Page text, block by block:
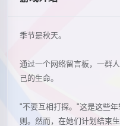
季节是秋天。
通过一个网络留言板，一群
己的生命。
"不要互相打探。"这是这些
则。然而，在她们计划结束